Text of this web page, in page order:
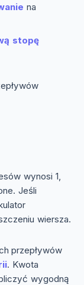
na
stopę
wynosi 1,
Jeśli
wiersza.
przepływów
. Kwota
wygodną